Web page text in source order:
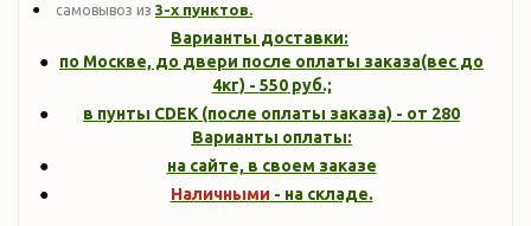
самовывоз из 3-х пунктов.
Варианты доставки:
по Москве, до двери после оплаты заказа(вес до
4кг) - 550руб.;
в пунты CDEK (после оплаты заказа) - от 280
Варианты оплаты:
на сайте, в своем заказе
Наличными - на складе.